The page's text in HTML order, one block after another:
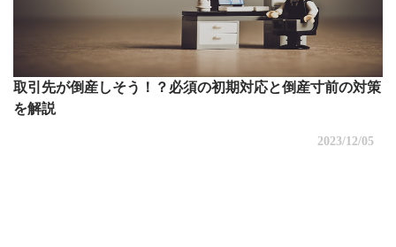
取引先が倒産しそう！？必須の初期対応と倒産寸前の対策
を解説
2023/12/05